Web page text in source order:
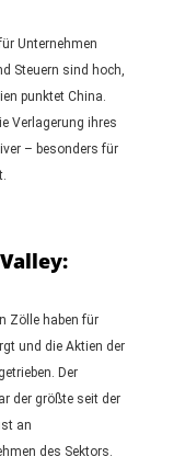
Unternehmen
Steuern sind hoch,
punktet China.
Verlagerung ihres
– besonders für
Zölle haben für
und die Aktien der
Der
der größte seit der
an
des Sektors.